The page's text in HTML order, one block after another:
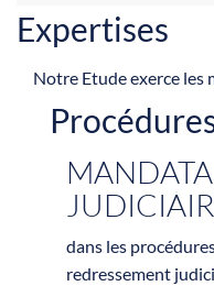
Expertises
Notre Etude exerce les
dans les
redressement